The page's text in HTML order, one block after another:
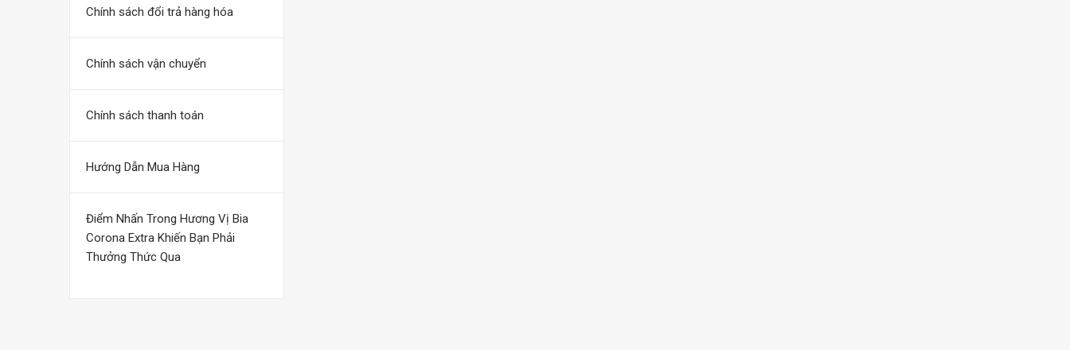
Chính sách đổi trả hàng hóa
Chính sách vận chuyển
Chính sách thanh toán
Hướng Dẫn Mua Hàng
Điểm Nhấn Trong Hương Vị Bia
Corona Extra Khiến Bạn Phải
Thưởng Thức Qua